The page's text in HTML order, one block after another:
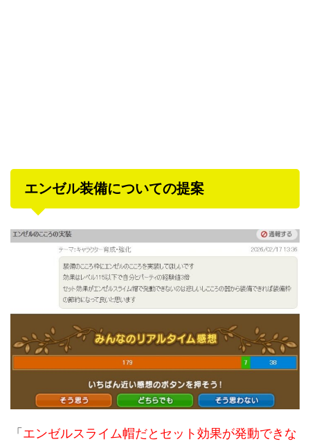
エンゼル装備についての提案
「 エンゼルスライム帽だとセット効果が発動できな